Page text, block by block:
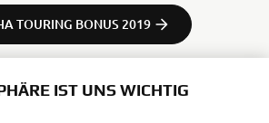
TOURING BONUS 2019
IST UNS WICHTIG